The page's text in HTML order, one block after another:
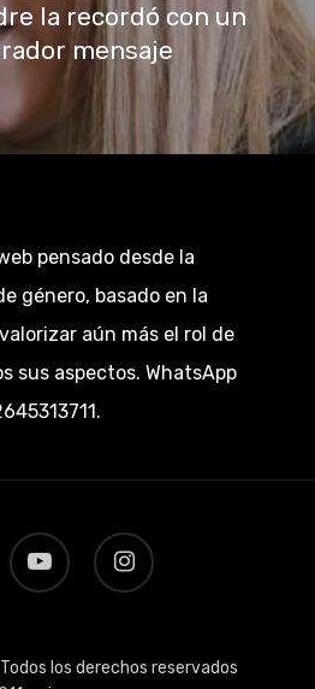
la recordó con un
mensaje
pensado desde la
género, basado en la
aún más el rol de
sus aspectos. WhatsApp
youtube instagram
los derechos reservados